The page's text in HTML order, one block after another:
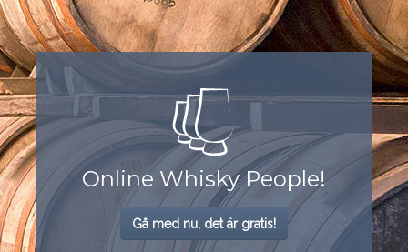
Online Whisky People!
Gå med nu, det är gratis!